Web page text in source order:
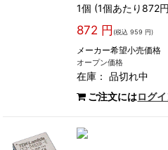
1個 (1個あたり872
872 円 (税込 959 円)
メーカー希望小売価格
オープン価格
在庫：品切れ中
ご注文にはログ